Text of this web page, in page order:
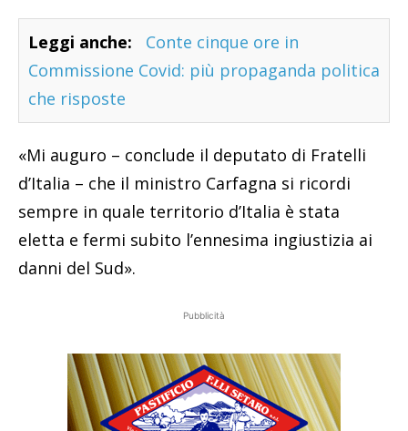
Leggi anche:
Conte cinque ore in
Commissione Covid: più propaganda politica
che risposte
«Mi auguro – conclude il deputato di Fratelli
d’Italia – che il ministro Carfagna si ricordi
sempre in quale territorio d’Italia è stata
eletta e fermi subito l’ennesima ingiustizia ai
danni del Sud».
Pubblicità